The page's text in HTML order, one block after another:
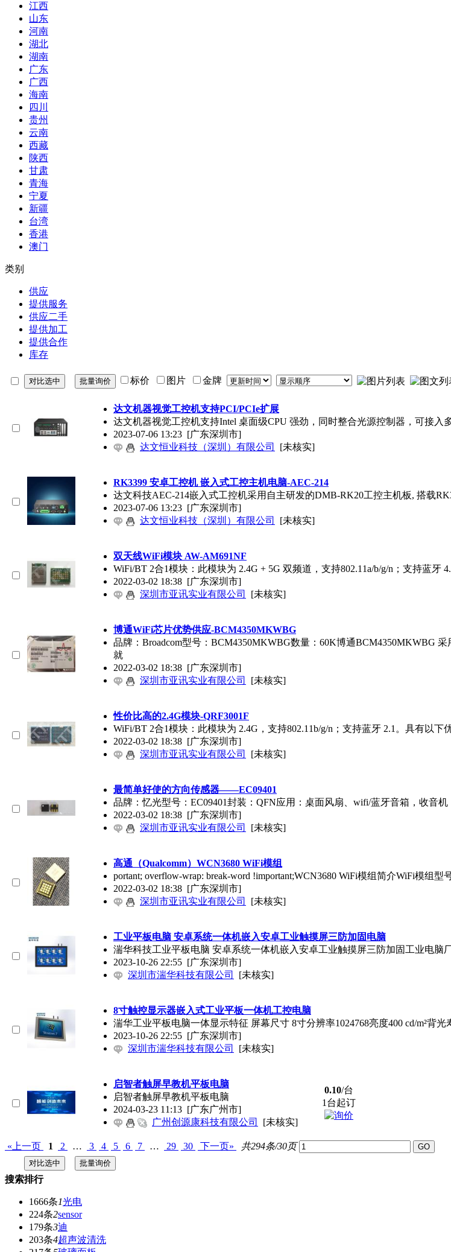
江西
山东
河南
湖北
湖南
广东
广西
海南
四川
贵州
云南
西藏
陕西
甘肃
青海
宁夏
新疆
台湾
香港
澳门
类别
供应
提供服务
供应二手
提供加工
提供合作
库存
标价 图片 金牌
达文机器视觉工控机支持PCI/PCIe扩展
达文机器视觉工控机支持Intel 桌面级CPU 强劲，同时整合光源控制器，可接
2023-07-06 13:23 [广东深圳市]
达文恒业科技（深圳）有限公司
[未核实]
RK3399 安卓工控机 嵌入式工控主机电脑-AEC-214
达文科技AEC-214嵌入式工控机采用自主研发的DMB-RK20工控主机板, 搭载
2023-07-06 13:23 [广东深圳市]
达文恒业科技（深圳）有限公司
[未核实]
双天线WiFi模块 AW-AM691NF
WiFi/BT 2合1模块：此模块为 2.4G + 5G 双频道，支持802.11a/b/g/n；支持蓝牙
2022-03-02 18:38 [广东深圳市]
深圳市亚讯实业有限公司
[未核实]
博通WiFi芯片优势供应-BCM4350MKWBG
品牌：Broadcom型号：BCM4350MKWBG数量：60K博通BCM4350MKWBG
就
2022-03-02 18:38 [广东深圳市]
深圳市亚讯实业有限公司
[未核实]
性价比高的2.4G模块-QRF3001F
WiFi/BT 2合1模块：此模块为 2.4G，支持802.11b/g/n；支持蓝牙 2.1。具有以下
2022-03-02 18:38 [广东深圳市]
深圳市亚讯实业有限公司
[未核实]
最简单好使的方向传感器——EC09401
品牌：忆光型号：EC09401封装：QFN应用：桌面风扇、wifi/蓝牙音箱，收音
2022-03-02 18:38 [广东深圳市]
深圳市亚讯实业有限公司
[未核实]
高通（Qualcomm）WCN3680 WiFi模组
portant; overflow-wrap: break-word !important;WCN3680 WiFi模组简介WiFi模组
2022-03-02 18:38 [广东深圳市]
深圳市亚讯实业有限公司
[未核实]
工业平板电脑 安卓系统一体机嵌入安卓工业触摸屏三防加固电脑
湍华科技工业平板电脑 安卓系统一体机嵌入安卓工业触摸屏三防加固工业电脑
2023-10-26 22:55 [广东深圳市]
深圳市湍华科技有限公司
[未核实]
8寸触控显示器嵌入式工业平板一体机工控电脑
湍华工业平板电脑一体显示特征 屏幕尺寸 8寸分辨率1024768亮度400 cd/m²背
2023-10-26 22:55 [广东深圳市]
深圳市湍华科技有限公司
[未核实]
启智者触屏早教机平板电脑
启智者触屏早教机平板电脑
2024-03-23 11:13 [广东广州市]
广州创源康科技有限公司
[未核实]
0.10/台
1台起订
«上一页 1 2 … 3 4 5 6 7 … 29 30 下一页» 共294条/30页
搜索排行
1666条1光电
224条2sensor
179条3迪
203条4超声波清洗